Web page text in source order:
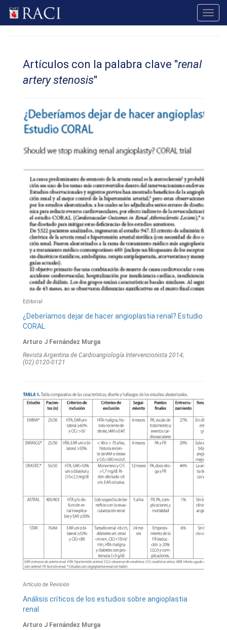
Artículos con la palabra clave "renal
artery stenosis"
Editorial
¿Deberíamos dejar de hacer angioplastia renal? Estudio
CORAL
Arturo J Fernández Murga
Revista Argentina de Cardioangiologí­a Intervencionista 2014;
(02):0120-0121
Artículo de Revisión
Análisis críticos de los estudios sobre angioplastia
renal
Arturo J Fernández Murga